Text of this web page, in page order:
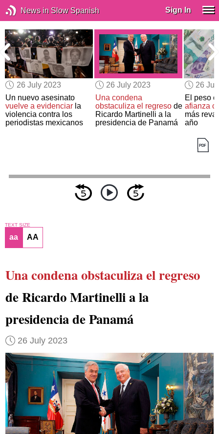
News in Slow Spanish Sign In
26 July 2023
Un nuevo asesinato
vuelve a evidenciar la
violencia contra los
periodistas mexicanos
26 July 2023
Una condena
obstaculiza el regresode
Ricardo Martinelli a la
presidencia de Panamá
26
El peso
afianza
más
año
TEXT SIZE
aa AA
Una condena obstaculiza el regreso
de Ricardo Martinelli a la
presidencia de Panamá
26 July 2023